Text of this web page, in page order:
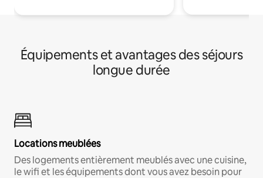
Équipements et avantages des séjours
longue durée
Locations meublées
Des logements entièrement meublés avec une cuisine,
le wifi et les équipements dont vous avez besoin pour